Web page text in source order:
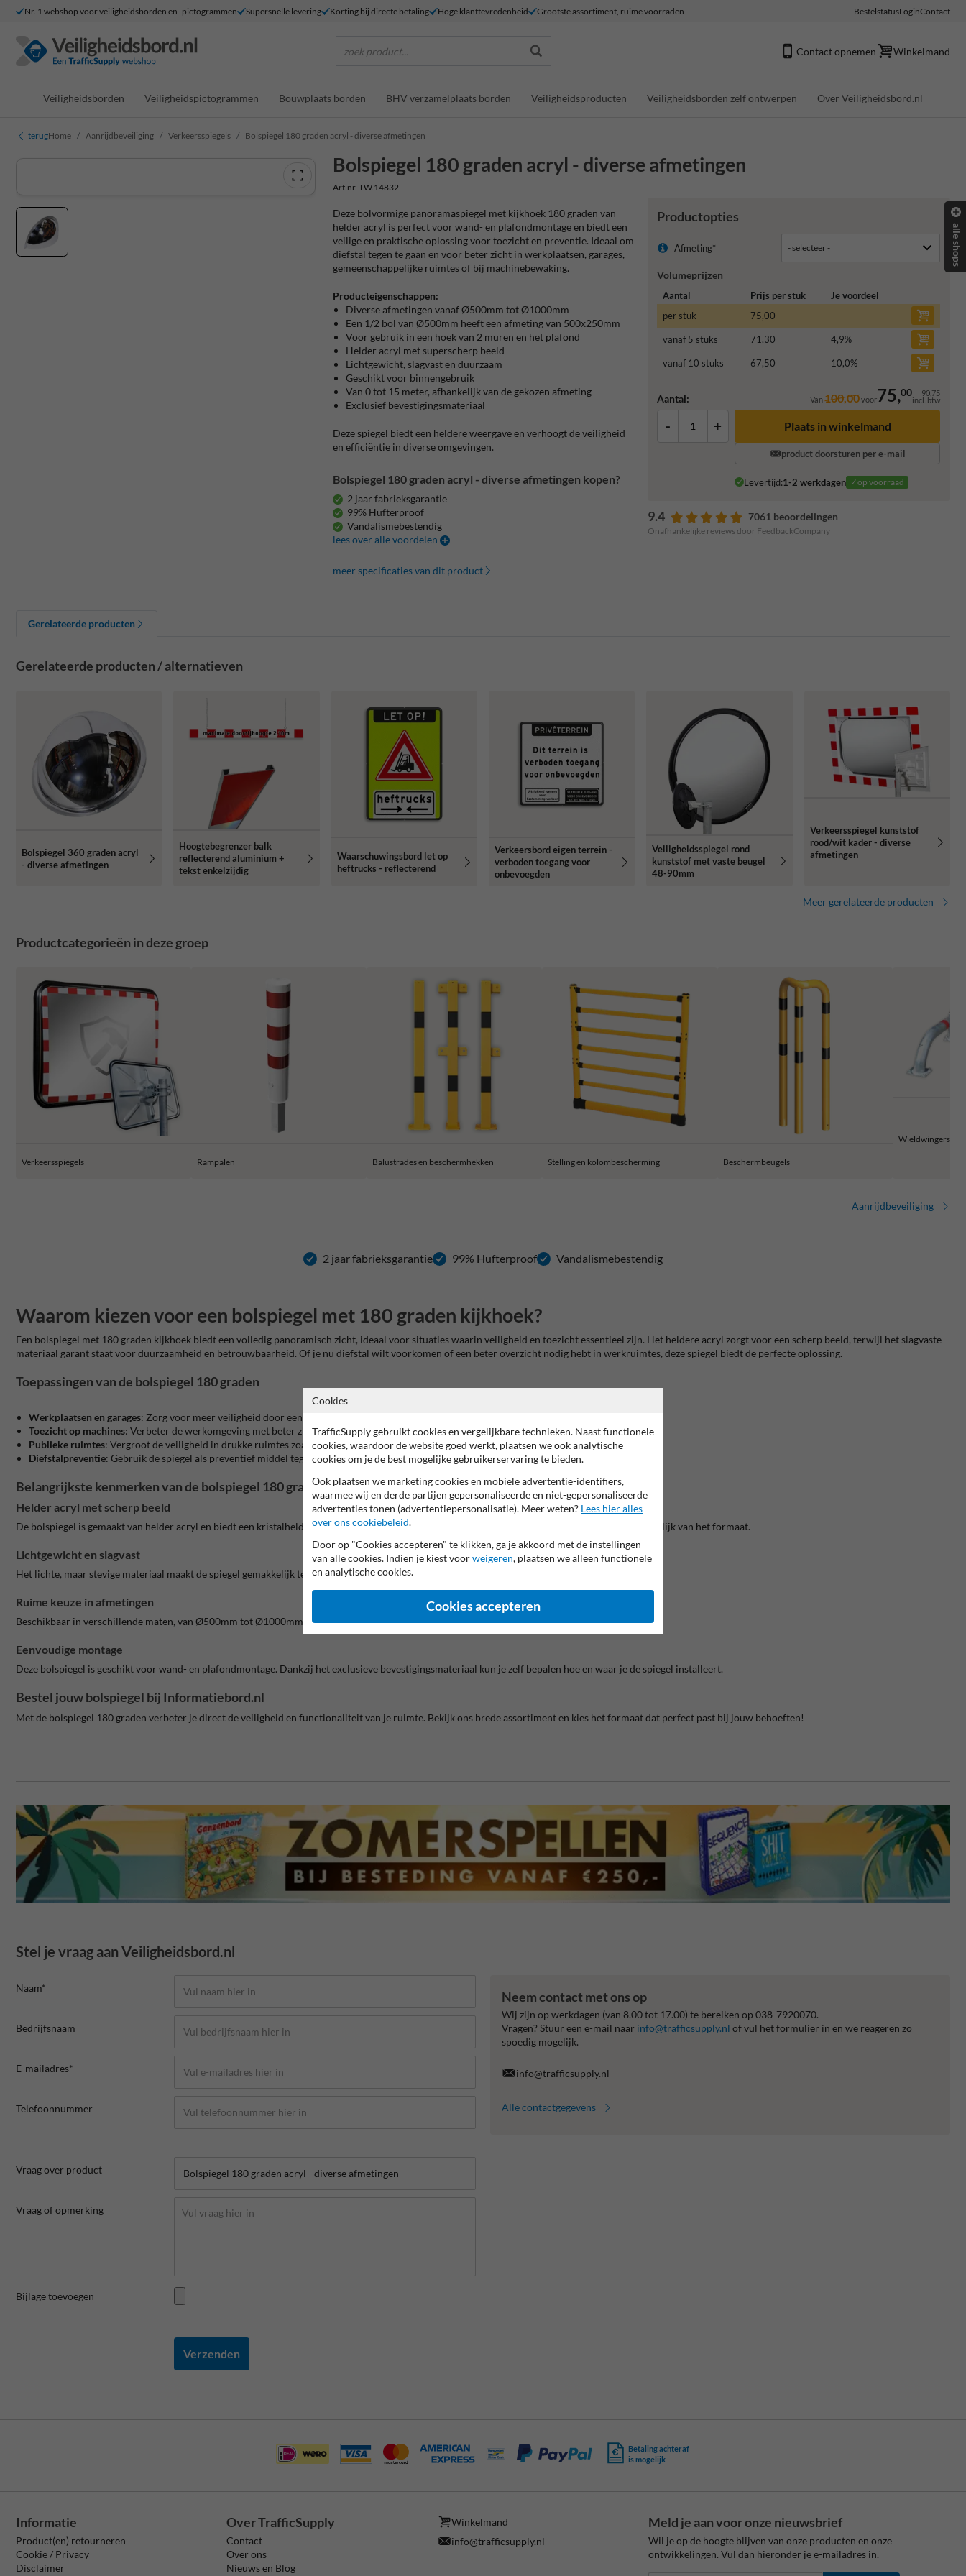
Nr. 1 webshop voor veiligheidsborden en -pictogrammen Supersnelle levering Korting bij directe betaling Hoge klanttevredenheid Grootste assortiment, ruime voorraden BestelstatusLoginContact
zoek product... Contact opnemen Winkelmand
Veiligheidsborden Veiligheidspictogrammen Bouwplaats borden BHV verzamelplaats borden Veiligheidsproducten Veiligheidsborden zelf ontwerpen Over Veiligheidsbord.nl
terugHome Aanrijdbeveiliging Verkeersspiegels Bolspiegel 180 graden acryl - diverse afmetingen
Bolspiegel 180 graden acryl - diverse afmetingen
Art.nr. TW.14832
Productopties
Afmeting*
Volumeprijzen
Aantal Prijs per stuk
Je voordeel
per stuk
75,00
vanaf 5 stuks 71,30 4,9%
vanaf 10 stuks 67,50 10,0%
Aantal: Van100,00voor75,00 90,75
incl. btw
- + Plaats in winkelmand
product doorsturen per e-mail
Levertijd:1-2 werkdagen ✓op voorraad
9.4 7061 beoordelingen
Onafhankelijke reviews door FeedbackCompany
Deze bolvormige panoramaspiegel met kijkhoek 180 graden van
helder acryl is perfect voor wand- en plafondmontage en biedt een
veilige en praktische oplossing voor toezicht en preventie. Ideaal om
diefstal tegen te gaan en voor beter zicht in werkplaatsen, garages,
gemeenschappelijke ruimtes of bij machinebewaking.
Producteigenschappen:
Diverse afmetingen vanaf Ø500mm tot Ø1000mm
Een 1/2 bol van Ø500mm heeft een afmeting van 500x250mm
Voor gebruik in een hoek van 2 muren en het plafond
Helder acryl met superscherp beeld
Lichtgewicht, slagvast en duurzaam
Geschikt voor binnengebruik
Van 0 tot 15 meter, afhankelijk van de gekozen afmeting
Exclusief bevestigingsmateriaal
Deze spiegel biedt een heldere weergave en verhoogt de veiligheid
en efficiëntie in diverse omgevingen.
Bolspiegel 180 graden acryl - diverse afmetingen kopen?
2 jaar fabrieksgarantie
99% Hufterproof
Vandalismebestendig
lees over alle voordelen
meer specificaties van dit product
Gerelateerde producten
Gerelateerde producten / alternatieven
Bolspiegel 360 graden acryl
- diverse afmetingen
Hoogtebegrenzer balk
reflecterend aluminium +
tekst enkelzijdig
Waarschuwingsbord let op
heftrucks - reflecterend
Verkeersbord eigen terrein -
verboden toegang voor
onbevoegden
Veiligheidsspiegel rond
kunststof met vaste beugel
48-90mm
Verkeersspiegel kunststof
rood/wit kader - diverse
afmetingen
Meer gerelateerde producten
Productcategorieën in deze groep
Verkeersspiegels Rampalen Balustrades en beschermhekken Stelling en kolombescherming Beschermbeugels
Wieldwingers
Aanrijdbeveiliging
2 jaar fabrieksgarantie 99% Hufterproof Vandalismebestendig
Waarom kiezen voor een bolspiegel met 180 graden kijkhoek?
Een bolspiegel met 180 graden kijkhoek biedt een volledig panoramisch zicht, ideaal voor situaties waarin veiligheid en toezicht essentieel zijn. Het heldere acryl zorgt voor een scherp beeld, terwijl het slagvaste
materiaal garant staat voor duurzaamheid en betrouwbaarheid. Of je nu diefstal wilt voorkomen of een beter overzicht nodig hebt in werkruimtes, deze spiegel biedt de perfecte oplossing.
Toepassingen van de bolspiegel 180 graden
Werkplaatsen en garages: Zorg voor meer veiligheid door een compleet overzicht op voertuigen en machines.
Toezicht op machines: Verbeter de werkomgeving met beter zicht op risicovolle zones.
Publieke ruimtes: Vergroot de veiligheid in drukke ruimtes zoals entrees of gangen.
Diefstalpreventie: Gebruik de spiegel als preventief middel tegen diefstal in winkels en magazijnen.
Belangrijkste kenmerken van de bolspiegel 180 graden
Helder acryl met scherp beeld
De bolspiegel is gemaakt van helder acryl en biedt een kristalhelder en gedetailleerd zicht. Perfect voor een kijkafstand van 0 tot 25 meter, afhankelijk van het formaat.
Lichtgewicht en slagvast
Het lichte, maar stevige materiaal maakt de spiegel gemakkelijk te monteren en bestand tegen intensief gebruik.
Ruime keuze in afmetingen
Beschikbaar in verschillende maten, van Ø500mm tot Ø1000mm, zodat je altijd de juiste oplossing hebt voor jouw situatie.
Eenvoudige montage
Deze bolspiegel is geschikt voor wand- en plafondmontage. Dankzij het exclusieve bevestigingsmateriaal kun je zelf bepalen hoe en waar je de spiegel installeert.
Bestel jouw bolspiegel bij Informatiebord.nl
Met de bolspiegel 180 graden verbeter je direct de veiligheid en functionaliteit van je ruimte. Bekijk ons brede assortiment en kies het formaat dat perfect past bij jouw behoeften!
Stel je vraag aan Veiligheidsbord.nl
Naam*
Bedrijfsnaam
E-mailadres*
Telefoonnummer
Vraag over product
Vraag of opmerking
Bijlage toevoegen
Verzenden
Neem contact met ons op
Wij zijn op werkdagen (van 8.00 tot 17.00) te bereiken op 038-7920070.
Vragen? Stuur een e-mail naar info@trafficsupply.nl of vul het formulier in en we reageren zo
spoedig mogelijk.
info@trafficsupply.nl
Alle contactgegevens
Betaling achteraf
is mogelijk
Informatie
Product(en) retourneren
Cookie / Privacy
Disclaimer
Over TrafficSupply
Contact
Over ons
Nieuws en Blog
Winkelmand
info@trafficsupply.nl
Meld je aan voor onze nieuwsbrief
Wil je op de hoogte blijven van onze producten en onze
ontwikkelingen. Vul dan hieronder je e-mailadres in.
alle shops
Cookies
TrafficSupply gebruikt cookies en vergelijkbare technieken. Naast functionele
cookies, waardoor de website goed werkt, plaatsen we ook analytische
cookies om je de best mogelijke gebruikerservaring te bieden.
Ook plaatsen we marketing cookies en mobiele advertentie-identifiers,
waarmee wij en derde partijen gepersonaliseerde en niet-gepersonaliseerde
advertenties tonen (advertentiepersonalisatie). Meer weten? Lees hier alles
over ons cookiebeleid.
Door op "Cookies accepteren" te klikken, ga je akkoord met de instellingen
van alle cookies. Indien je kiest voorweigeren, plaatsen we alleen functionele
en analytische cookies.
Cookies accepteren